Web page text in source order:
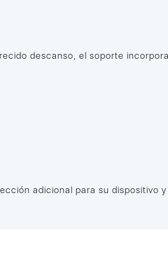
descanso, el soporte
adicional para su